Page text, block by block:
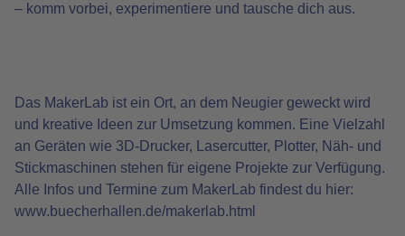
– komm vorbei, experimentiere und tausche dich aus.
Das MakerLab ist ein Ort, an dem Neugier geweckt wird
und kreative Ideen zur Umsetzung kommen. Eine Vielzahl
an Geräten wie 3D-Drucker, Lasercutter, Plotter, Näh- und
Stickmaschinen stehen für eigene Projekte zur Verfügung.
Alle Infos und Termine zum MakerLab findest du hier:
www.buecherhallen.de/makerlab.html